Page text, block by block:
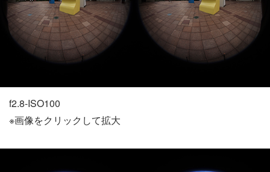
f2.8-ISO100
※画像をクリックして拡大